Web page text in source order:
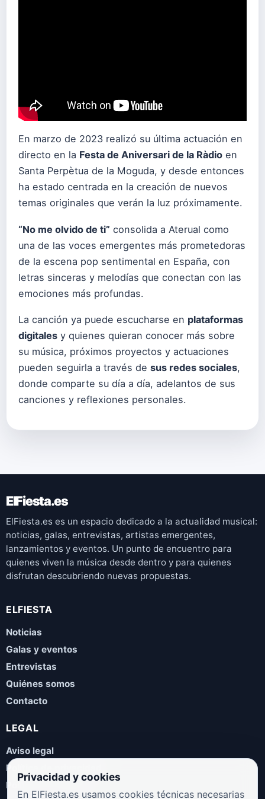
En marzo de 2023 realizó su última actuación en
directo en la Festa de Aniversari de la Ràdio en
Santa Perpètua de la Moguda, y desde entonces
ha estado centrada en la creación de nuevos
temas originales que verán la luz próximamente.
“No me olvido de ti” consolida a Aterual como
una de las voces emergentes más prometedoras
de la escena pop sentimental en España, con
letras sinceras y melodías que conectan con las
emociones más profundas.
La canción ya puede escucharse en plataformas
digitales y quienes quieran conocer más sobre
su música, próximos proyectos y actuaciones
pueden seguirla a través de sus redes sociales,
donde comparte su día a día, adelantos de sus
canciones y reflexiones personales.
ElFiesta.es
ElFiesta.es es un espacio dedicado a la actualidad musical:
noticias, galas, entrevistas, artistas emergentes,
lanzamientos y eventos. Un punto de encuentro para
quienes viven la música desde dentro y para quienes
disfrutan descubriendo nuevas propuestas.
ELFIESTA
Noticias
Galas y eventos
Entrevistas
Quiénes somos
Contacto
LEGAL
Aviso legal
Política de privacidad
Política de cookies
Privacidad y cookies
En ElFiesta.es usamos cookies técnicas necesarias